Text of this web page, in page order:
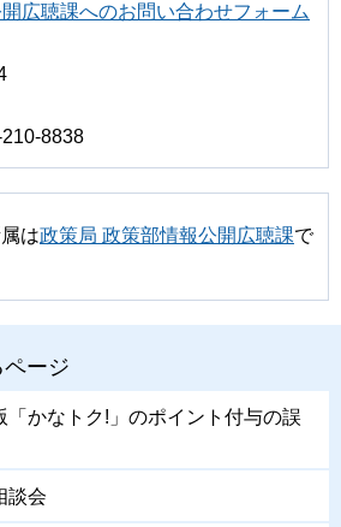
広聴課へのお問い合わせフォーム
8838
は政策局 政策部情報公開広聴課で
ージ
「かなトク!」のポイント付与の誤
談会